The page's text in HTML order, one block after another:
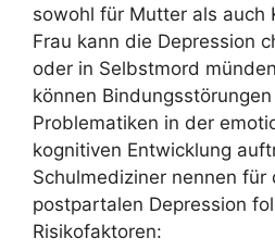
sowohl für Mutter als auch
Frau kann die Depression
oder in Selbstmord
können
Problematiken in der
kognitiven Entwicklung
Schulmediziner nennen für
postpartalen Depression
Risikofaktoren: